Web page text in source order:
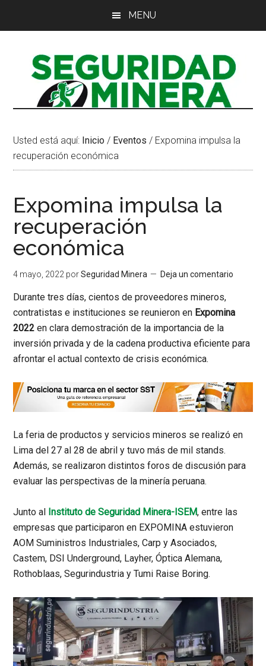
principal
MENU
Usted está aquí: Inicio / Eventos / Expomina impulsa la
recuperación económica
Expomina impulsa la
recuperación
económica
4 mayo, 2022 porSeguridad Minera Deja un comentario
Durante tres días, cientos de proveedores mineros,
contratistas e instituciones se reunieron en Expomina
2022 en clara demostración de la importancia de la
inversión privada y de la cadena productiva eficiente para
afrontar el actual contexto de crisis económica.
La feria de productos y servicios mineros se realizó en
Lima del 27 al 28 de abril y tuvo más de mil stands.
Además, se realizaron distintos foros de discusión para
evaluar las perspectivas de la minería peruana.
Junto al Instituto de Seguridad Minera-ISEM, entre las
empresas que participaron en EXPOMINA estuvieron
AOM Suministros Industriales, Carp y Asociados,
Castem, DSI Underground, Layher, Óptica Alemana,
Rothoblaas, Segurindustria y Tumi Raise Boring.